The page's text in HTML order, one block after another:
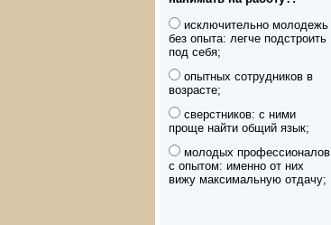
исключительно молодежь
без опыта: легче подстроить
под себя;
опытных сотрудников в
возрасте;
сверстников: с ними
проще найти общий язык;
молодых профессионалов
с опытом: именно от них
вижу максимальную отдачу;